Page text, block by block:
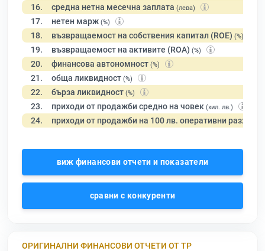
16. средна нетна месечна заплата (лева)
17. нетен марж (%)
18. възвращаемост на собствения капитал (ROE) (%)
19. възвращаемост на активите (ROA) (%)
20. финансова автономност (%)
21. обща ликвидност (%)
22. бърза ликвидност (%)
23. приходи от продажби средно на човек (хил. лв.)
24. приходи от продажби на 100 лв. оперативни разходи
виж финансови отчети и показатели
сравни с конкуренти
ОРИГИНАЛНИ ФИНАНСОВИ ОТЧЕТИ ОТ ТР